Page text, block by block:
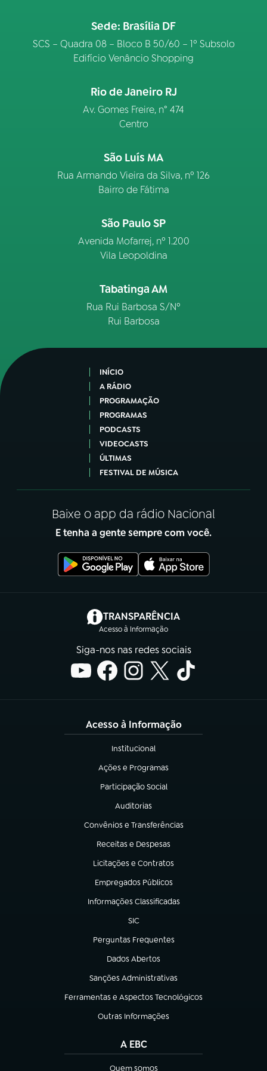
Sede: Brasília DF
SCS – Quadra 08 – Bloco B 50/60 – 1º Subsolo
Edifício Venâncio Shopping
Rio de Janeiro RJ
Av. Gomes Freire, n° 474
Centro
São Luís MA
Rua Armando Vieira da Silva, nº 126
Bairro de Fátima
São Paulo SP
Avenida Mofarrej, nº 1.200
Vila Leopoldina
Tabatinga AM
Rua Rui Barbosa S/Nº
Rui Barbosa
INÍCIO
A RÁDIO
PROGRAMAÇÃO
PROGRAMAS
PODCASTS
VIDEOCASTS
ÚLTIMAS
FESTIVAL DE MÚSICA
Baixe o app da rádio Nacional
E tenha a gente sempre com você.
TRANSPARÊNCIA
Acesso à Informação
(abre em nova aba)
Siga-nos nas redes sociais
Acesso à Informação
Institucional
(abre em nova aba)
Ações e Programas
(abre em nova aba)
Participação Social
(abre em nova aba)
Auditorias
(abre em nova aba)
Convênios e Transferências
(abre em nova aba)
Receitas e Despesas
(abre em nova aba)
Licitações e Contratos
(abre em nova aba)
Empregados Públicos
(abre em nova aba)
Informações Classificadas
(abre em nova aba)
SIC
(abre em nova aba)
Perguntas Frequentes
(abre em nova aba)
Dados Abertos
(abre em nova aba)
Sanções Administrativas
(abre em nova aba)
Ferramentas e Aspectos Tecnológicos
(abre em nova aba)
Outras Informações
(abre em nova aba)
A EBC
Quem somos